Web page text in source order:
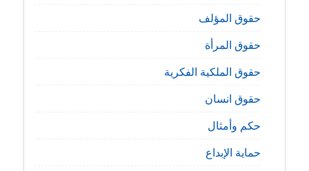
حقوق المؤلف
حقوق المرأة
حقوق الملكية الفكرية
حقوق انسان
حكم وأمثال
حماية الإبداع